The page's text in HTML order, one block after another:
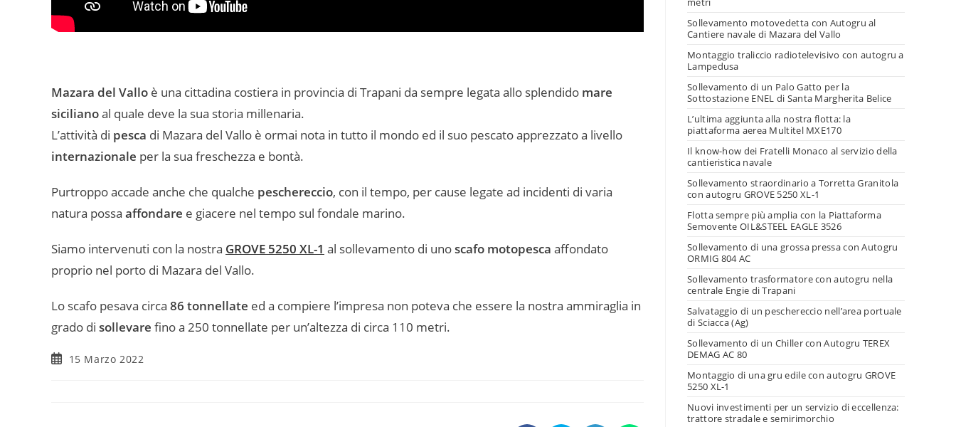
Mazara del Vallo è una cittadina costiera in provincia di Trapani da sempre legata allo splendido mare
sicilianoal quale deve la sua storia millenaria.
L’attività di pesca di Mazara del Vallo è ormai nota in tutto il mondo ed il suo pescato apprezzato a livello
internazionale per la sua freschezza e bontà.
Purtroppo accade anche che qualche peschereccio, con il tempo, per cause legate ad incidenti di varia
natura possa affondare e giacere nel tempo sul fondale marino.
Siamo intervenuti con la nostra GROVE 5250 XL-1 al sollevamento di unoscafo motopesca affondato
proprio nel porto di Mazara del Vallo.
Lo scafo pesava circa 86 tonnellate ed a compiere l’impresa non poteva che essere la nostra ammiraglia in
grado di sollevare fino a 250 tonnellate per un’altezza di circa 110 metri.
15 Marzo 2022
Sollevamento motovedetta con Autogru al
Cantiere navale di Mazara del Vallo
Montaggio traliccio radiotelevisivo con autogru a
Lampedusa
Sollevamento di un Palo Gatto per la
Sottostazione ENEL di Santa Margherita Belice
L’ultima aggiunta alla nostra flotta: la
piattaforma aerea Multitel MXE170
Il know-how dei Fratelli Monaco al servizio della
cantieristica navale
Sollevamento straordinario a Torretta Granitola
con autogru GROVE 5250 XL-1
Flotta sempre più amplia con la Piattaforma
Semovente OIL&STEEL EAGLE 3526
Sollevamento di una grossa pressa con Autogru
ORMIG 804 AC
Sollevamento trasformatore con autogru nella
centrale Engie di Trapani
Salvataggio di un peschereccio nell’area portuale
di Sciacca (Ag)
Sollevamento di un Chiller con Autogru TEREX
DEMAG AC 80
Montaggio di una gru edile con autogru GROVE
5250 XL-1
Nuovi investimenti per un servizio di eccellenza:
trattore stradale e semirimorchio